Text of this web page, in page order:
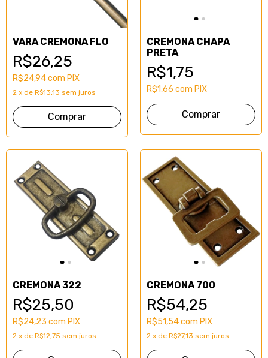
VARA CREMONA FLO
R$26,25
R$24,94com PIX
2 x de R$13,13 sem juros
Comprar
CREMONA CHAPA
PRETA
R$1,75
R$1,66 com PIX
CREMONA 322
R$25,50
R$24,23 com PIX
2 x de R$12,75 sem juros
CREMONA 700
R$54,25
R$51,54com PIX
2 x de R$27,13 sem juros